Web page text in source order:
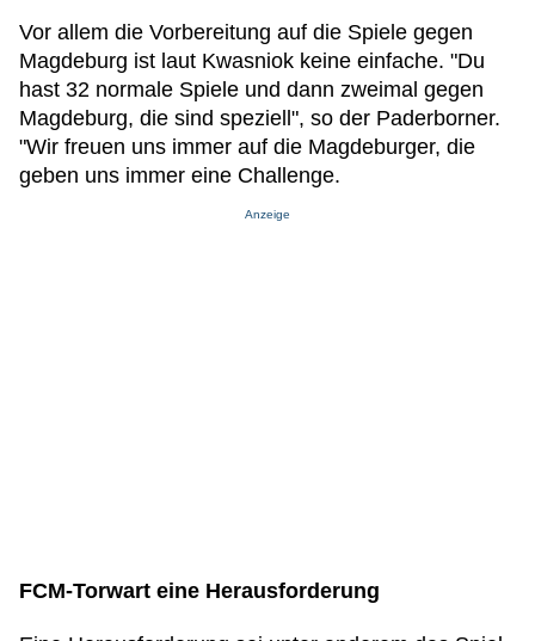
Vor allem die Vorbereitung auf die Spiele gegen
Magdeburg ist laut Kwasniok keine einfache. "Du
hast 32 normale Spiele und dann zweimal gegen
Magdeburg, die sind speziell", so der Paderborner.
"Wir freuen uns immer auf die Magdeburger, die
geben uns immer eine Challenge.
Anzeige
FCM-Torwart eine Herausforderung